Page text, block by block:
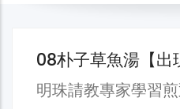
08朴子草魚湯【出
明珠請教專家學習煎